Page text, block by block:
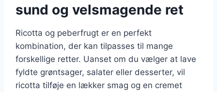
sund og velsmagende ret
Ricotta og peberfrugt er en perfekt
kombination, der kan tilpasses til mange
forskellige retter. Uanset om du vælger at lave
fyldte grøntsager, salater eller desserter, vil
ricotta tilføje en lækker smag og en cremet